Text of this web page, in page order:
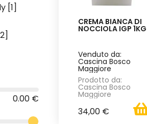
[1]
0.00 €
CREMA BIANCA DI
NOCCIOLA IGP 1KG
Venduto da:
Cascina Bosco
Maggiore
Prodotto da:
Cascina Bosco
Maggiore
34,00 €